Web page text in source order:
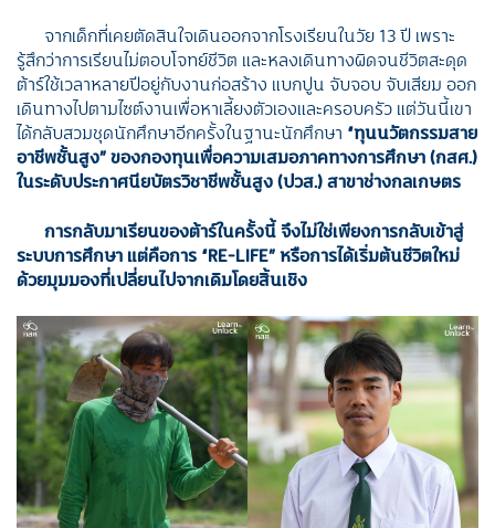
จากเด็กที่เคยตัดสินใจเดินออกจากโรงเรียนในวัย 13 ปี เพราะ
รู้สึกว่าการเรียนไม่ตอบโจทย์ชีวิต และหลงเดินทางผิดจนชีวิตสะดุด
ต้าร์ใช้เวลาหลายปีอยู่กับงานก่อสร้าง แบกปูน จับจอบ จับเสียม ออก
เดินทางไปตามไซต์งานเพื่อหาเลี้ยงตัวเองและครอบครัว แต่วันนี้เขา
ได้กลับสวมชุดนักศึกษาอีกครั้งในฐานะนักศึกษา “ทุนนวัตกรรมสาย
อาชีพชั้นสูง”ของกองทุนเพื่อความเสมอภาคทางการศึกษา (กสศ.)
ในระดับประกาศนียบัตรวิชาชีพชั้นสูง (ปวส.) สาขาช่างกลเกษตร
การกลับมาเรียนของต้าร์ในครั้งนี้ จึงไม่ใช่เพียงการกลับเข้าสู่
ระบบการศึกษา แต่คือการ “RE-LIFE” หรือการได้เริ่มต้นชีวิตใหม่
ด้วยมุมมองที่เปลี่ยนไปจากเดิมโดยสิ้นเชิง